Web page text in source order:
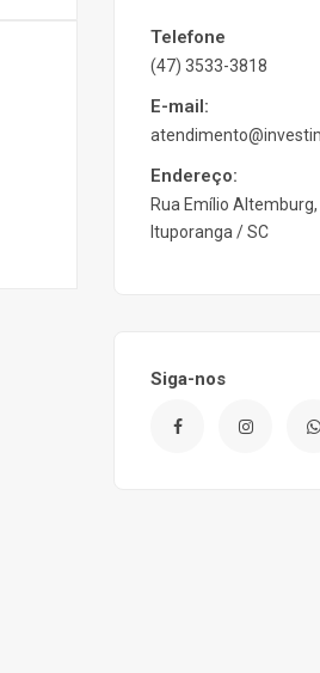
Telefone
(47) 3533-3818
E-mail:
Endereço:
Rua Emílio
Ituporanga / SC
Siga-nos